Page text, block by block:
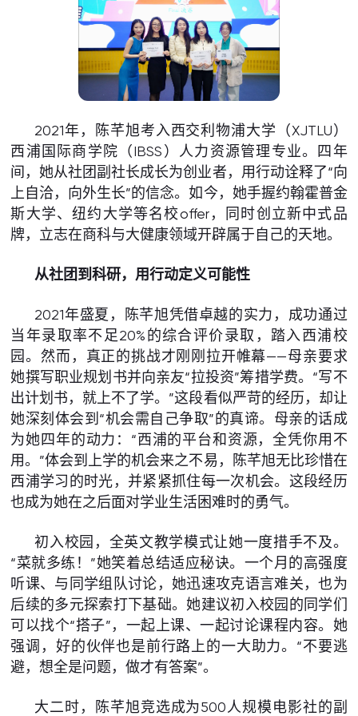
2021年，陈芊旭考入西交利物浦大学（XJTLU）
西浦国际商学院（IBSS）人力资源管理专业。四年
间，她从社团副社长成长为创业者，用行动诠释了“向
上自洽，向外生长”的信念。如今，她手握约翰霍普金
斯大学、纽约大学等名校offer，同时创立新中式品
牌，立志在商科与大健康领域开辟属于自己的天地。
从社团到科研，用行动定义可能性
2021年盛夏，陈芊旭凭借卓越的实力，成功通过
当年录取率不足20%的综合评价录取，踏入西浦校
园。然而，真正的挑战才刚刚拉开帷幕——母亲要求
她撰写职业规划书并向亲友“拉投资”筹措学费。“写不
出计划书，就上不了学。”这段看似严苛的经历，却让
她深刻体会到“机会需自己争取”的真谛。母亲的话成
为她四年的动力：“西浦的平台和资源，全凭你用不
用。”体会到上学的机会来之不易，陈芊旭无比珍惜在
西浦学习的时光，并紧紧抓住每一次机会。这段经历
也成为她在之后面对学业生活困难时的勇气。
初入校园，全英文教学模式让她一度措手不及。
“菜就多练！”她笑着总结适应秘诀。一个月的高强度
听课、与同学组队讨论，她迅速攻克语言难关，也为
后续的多元探索打下基础。她建议初入校园的同学们
可以找个“搭子”，一起上课、一起讨论课程内容。她
强调，好的伙伴也是前行路上的一大助力。“不要逃
避，想全是问题，做才有答案”。
大二时，陈芊旭竞选成为500人规模电影社的副